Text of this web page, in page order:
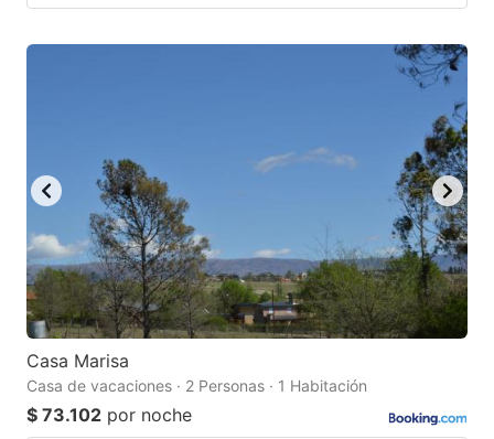
Casa Marisa
Casa de vacaciones · 2 Personas · 1 Habitación
$ 73.102 por noche